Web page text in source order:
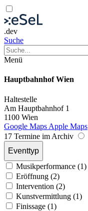
.dev
Suche
Menü
Hauptbahnhof Wien
Haltestelle
Am Hauptbahnhof 1
1100 Wien
Google Maps Apple Maps
17 Termine im Archiv
Eventtyp
Musikperformance (1)
Eröffnung (2)
Intervention (2)
Kunstvermittlung (1)
Finissage (1)